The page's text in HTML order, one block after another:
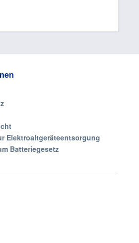
Elektroaltgeräteentsorgung
Batteriegesetz